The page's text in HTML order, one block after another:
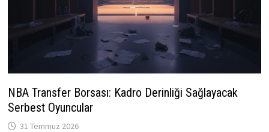
NBA Transfer Borsası: Kadro Derinliği Sağlayacak
Serbest Oyuncular
31 Temmuz 2026